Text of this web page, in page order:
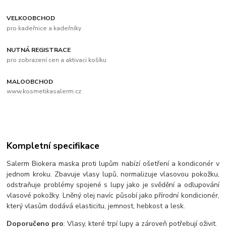
VELKOOBCHOD
pro kadeřnice a kadeřníky
NUTNÁ REGISTRACE
pro zobrazení cen a aktivaci košíku
MALOOBCHOD
www.kosmetikasalerm.cz
Kompletní specifikace
Salerm Biokera maska proti lupům nabízí ošetření a kondiconér v
jednom kroku. Zbavuje vlasy lupů, normalizuje vlasovou pokožku,
odstraňuje problémy spojené s lupy jako je svědění a odlupování
vlasové pokožky. Lněný olej navíc působí jako přírodní kondicionér,
který vlasům dodává elasticitu, jemnost, hebkost a lesk.
Doporučeno pro: Vlasy, které trpí lupy a zároveň potřebují oživit.